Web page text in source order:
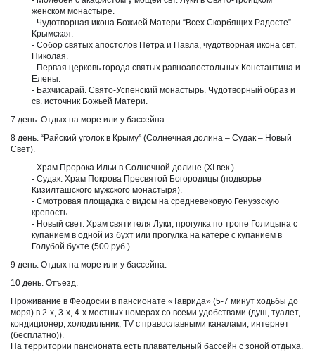
женском монастыре.
- Чудотворная икона Божией Матери “Всех Скорбящих Радосте”
Крымская.
- Собор святых апостолов Петра и Павла, чудотворная икона свт.
Николая.
- Первая церковь города святых равноапостольных Константина и
Елены.
- Бахчисарай. Свято-Успенский монастырь. Чудотворный образ и
св. источник Божьей Матери.
7 день. Отдых на море или у бассейна.
8 день. “Райский уголок в Крыму” (Солнечная долина – Судак – Новый
Свет).
- Храм Пророка Ильи в Солнечной долине (XI век.).
- Судак. Храм Покрова Пресвятой Богородицы (подворье
Кизилташского мужского монастыря).
- Смотровая площадка с видом на средневековую Генуэзскую
крепость.
- Новый свет. Храм святителя Луки, прогулка по тропе Голицына с
купанием в одной из бухт или прогулка на катере с купанием в
Голубой бухте (500 руб.).
9 день. Отдых на море или у бассейна.
10 день. Отъезд.
Проживание в Феодосии в пансионате «Таврида» (5-7 минут ходьбы до
моря) в 2-х, 3-х, 4-х местных номерах со всеми удобствами (душ, туалет,
кондиционер, холодильник, ТV с православными каналами, интернет
(бесплатно)).
На территории пансионата есть плавательный бассейн с зоной отдыха.